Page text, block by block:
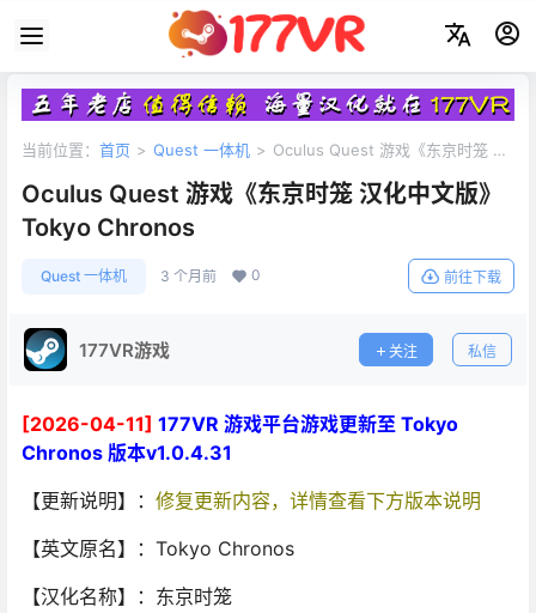
当前位置： 首页 > Quest 一体机 > Oculus Quest 游戏《东京时笼 汉
Oculus Quest 游戏《东京时笼 汉化中文版》
Tokyo Chronos
Quest 一体机 3 个月前 0 前往下载
177VR游戏 关注 私信
[2026-04-11] 177VR 游戏平台游戏更新至 Tokyo
Chronos 版本v1.0.4.31
【更新说明】： 修复更新内容，详情查看下方版本说明
【英文原名】：Tokyo Chronos
【汉化名称】：东京时笼